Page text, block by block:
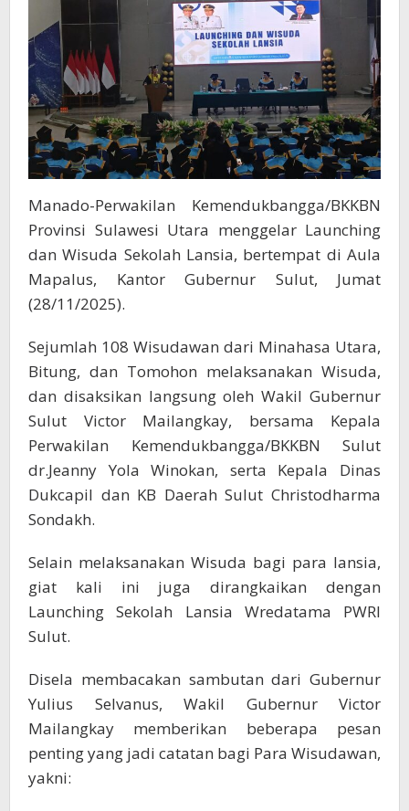
Manado-Perwakilan Kemendukbangga/BKKBN
Provinsi Sulawesi Utara menggelar Launching
dan Wisuda Sekolah Lansia, bertempat di Aula
Mapalus, Kantor Gubernur Sulut, Jumat
(28/11/2025).
Sejumlah 108 Wisudawan dari Minahasa Utara,
Bitung, dan Tomohon melaksanakan Wisuda,
dan disaksikan langsung oleh Wakil Gubernur
Sulut Victor Mailangkay, bersama Kepala
Perwakilan Kemendukbangga/BKKBN Sulut
dr.Jeanny Yola Winokan, serta Kepala Dinas
Dukcapil dan KB Daerah Sulut Christodharma
Sondakh.
Selain melaksanakan Wisuda bagi para lansia,
giat kali ini juga dirangkaikan dengan
Launching Sekolah Lansia Wredatama PWRI
Sulut.
Disela membacakan sambutan dari Gubernur
Yulius Selvanus, Wakil Gubernur Victor
Mailangkay memberikan beberapa pesan
penting yang jadi catatan bagi Para Wisudawan,
yakni: